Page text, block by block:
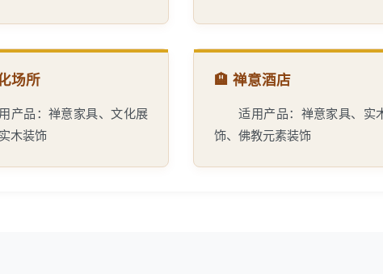
场所
产品：禅意家具、文化展
木装饰
🏨 禅意酒店
适用产品：禅意家具、实
饰、佛教元素装饰